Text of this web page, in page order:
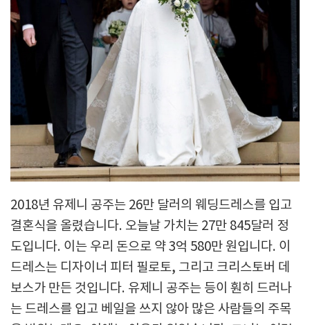
2018년 유제니 공주는 26만 달러의 웨딩드레스를 입고
결혼식을 올렸습니다. 오늘날 가치는 27만 845달러 정
도입니다. 이는 우리 돈으로 약 3억 580만 원입니다. 이
드레스는 디자이너 피터 필로토, 그리고 크리스토버 데
보스가 만든 것입니다. 유제니 공주는 등이 훤히 드러나
는 드레스를 입고 베일을 쓰지 않아 많은 사람들의 주목